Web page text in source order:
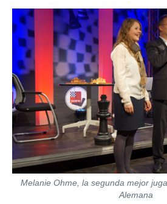
Melanie Ohme, la segunda mejor
Alemana